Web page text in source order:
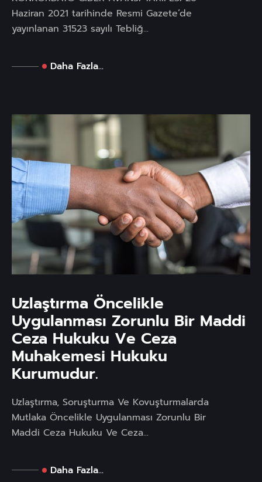
Haziran 2021 tarihinde Resmi Gazete’de
yayınlanan 31523 sayılı Tebliğ...
Daha Fazla...
Uzlaştırma Öncelikle
Uygulanması Zorunlu Bir Maddi
Ceza Hukuku Ve Ceza
Muhakemesi Hukuku
Kurumudur.
Uzlaştırma, Soruşturma Ve Kovuşturmalarda
Mutlaka Öncelikle Uygulanması Zorunlu Bir
Maddi Ceza Hukuku Ve Ceza...
Daha Fazla...